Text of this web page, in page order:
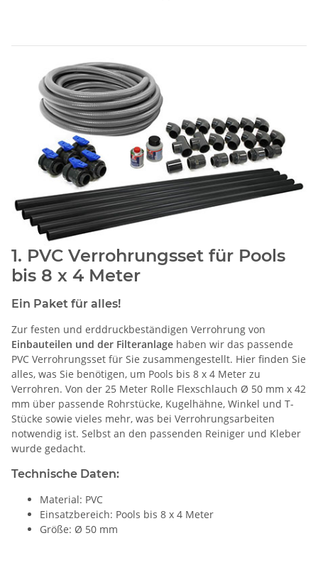
1. PVC Verrohrungsset für Pools
bis 8 x 4 Meter
Ein Paket für alles!
Zur festen und erddruckbeständigen Verrohrung von
Einbauteilen und der Filteranlage haben wir das passende
PVC Verrohrungsset für Sie zusammengestellt. Hier finden Sie
alles, was Sie benötigen, um Pools bis 8 x 4 Meter zu
Verrohren. Von der 25 Meter Rolle Flexschlauch Ø 50 mm x 42
mm über passende Rohrstücke, Kugelhähne, Winkel und T-
Stücke sowie vieles mehr, was bei Verrohrungsarbeiten
notwendig ist. Selbst an den passenden Reiniger und Kleber
wurde gedacht.
Technische Daten:
Material: PVC
Einsatzbereich: Pools bis 8 x 4 Meter
Größe: Ø 50 mm